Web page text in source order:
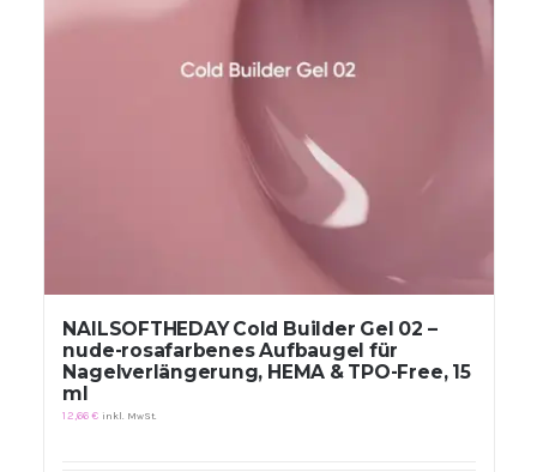
NAILSOFTHEDAY Cold Builder Gel 02 –
nude-rosafarbenes Aufbaugel für
Nagelverlängerung, HEMA & TPO-Free, 15
ml
12,66€ inkl. MwSt.